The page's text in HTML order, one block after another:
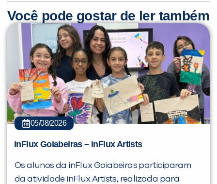
Você pode gostar de ler também
05/08/2026
inFlux Goiabeiras – inFlux Artists
Os alunos da inFlux Goiabeiras participaram
da atividade inFlux Artists, realizada para